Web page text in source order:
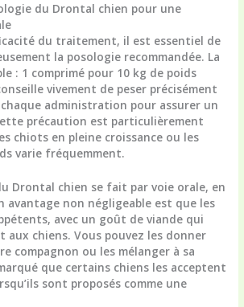
du Drontal chien pour une
du traitement, il est essentiel de
la posologie recommandée. La
: 1 comprimé pour 10 kg de poids
vivement de peser précisément
administration pour assurer un
précaution est particulièrement
chiots en pleine croissance ou les
varie fréquemment.
Drontal chien se fait par voie orale, en
avantage non négligeable est que les
avec un goût de viande qui
aux chiens. Vous pouvez les donner
compagnon ou les mélanger à sa
que certains chiens les acceptent
sont proposés comme une